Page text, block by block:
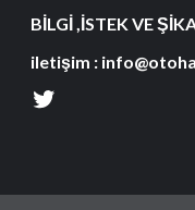
BİLGİ ,İSTEK VE
iletişim :